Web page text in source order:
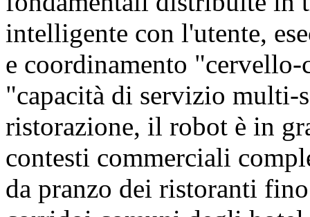
intelligente con l'utente,
e coordinamento
"capacità di servizio multi-
ristorazione, il robot è in
contesti commerciali
da pranzo dei ristoranti